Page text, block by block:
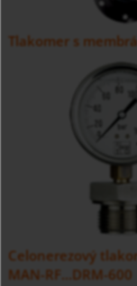
Tlakomer s
Celonerezový
MAN-RF...DRM-600